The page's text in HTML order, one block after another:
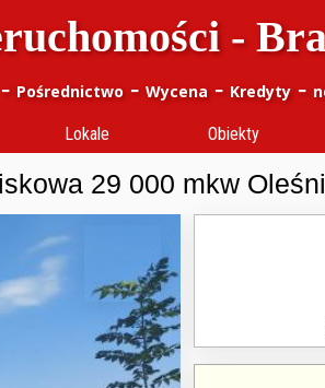
-
- Pośrednictwo - Wycena- Kredyty -
Lokale Obiekty
29 000 mkw